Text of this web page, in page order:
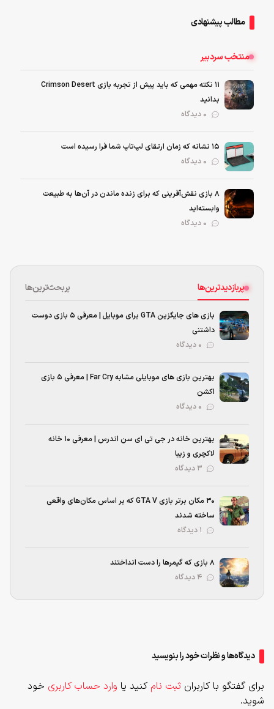
مطالب پیشنهادی
منتخب سردبیر
۱۱ نکته‌ مهمی که باید پیش از تجربه بازی Crimson Desert
بدانید
۱۵ نشانه که زمان ارتقای لپ‌تاپ شما فرا رسیده است
۸ بازی نقش‌آفرینی که برای زنده ماندن در آن‌ها به طبیعت
وابسته‌اید
پربازدیدترین‌ها پربحث‌ترین‌ها
بازی های جایگزین GTA برای موبایل | معرفی ۵ بازی دوست
داشتنی
بهترین بازی‌ های موبایلی مشابه Far Cry | معرفی ۵ بازی
اکشن
بهترین خانه در جی تی ای سن اندرس | معرفی ۱۰ خانه
لاکچری و زیبا
۳۰ مکان برتر بازی GTA V که بر اساس مکان‌های واقعی
ساخته شدند
۸ بازی که گیمرها را دست انداختند
دیدگاه‌ها و نظرات خود را بنویسید
برای گفتگو با کاربران ثبت نام کنید یا وارد حساب کاربری خود
شوید.